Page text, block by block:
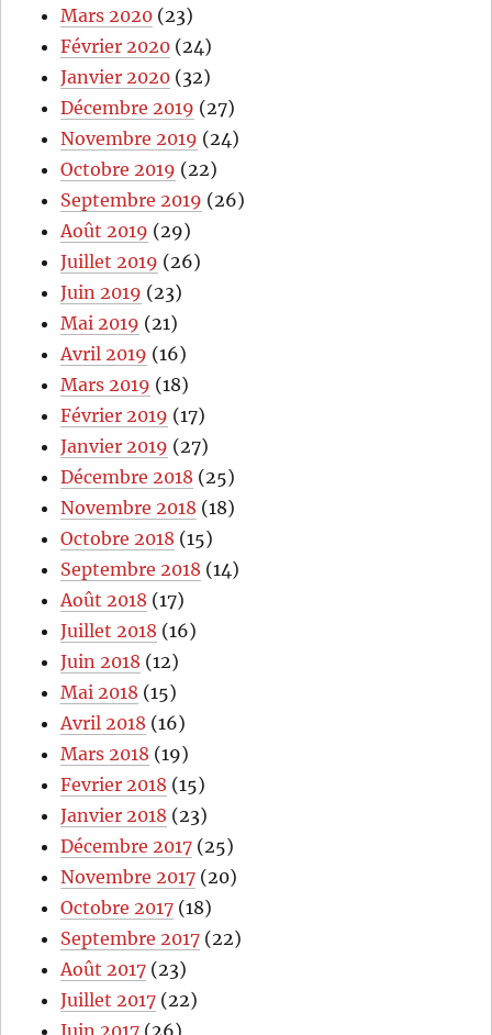
Mars 2020 (23)
Février 2020 (24)
Janvier 2020 (32)
Décembre 2019 (27)
Novembre 2019 (24)
Octobre 2019 (22)
Septembre 2019 (26)
Août 2019 (29)
Juillet 2019 (26)
Juin 2019 (23)
Mai 2019 (21)
Avril 2019 (16)
Mars 2019 (18)
Février 2019 (17)
Janvier 2019 (27)
Décembre 2018 (25)
Novembre 2018 (18)
Octobre 2018 (15)
Septembre 2018 (14)
Août 2018 (17)
Juillet 2018 (16)
Juin 2018 (12)
Mai 2018 (15)
Avril 2018 (16)
Mars 2018 (19)
Fevrier 2018 (15)
Janvier 2018 (23)
Décembre 2017 (25)
Novembre 2017 (20)
Octobre 2017 (18)
Septembre 2017 (22)
Août 2017 (23)
Juillet 2017 (22)
Juin 2017 (26)